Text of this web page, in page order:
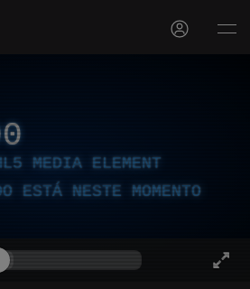
MEDIA ELEMENT
ESTÁ NESTE MOMENTO